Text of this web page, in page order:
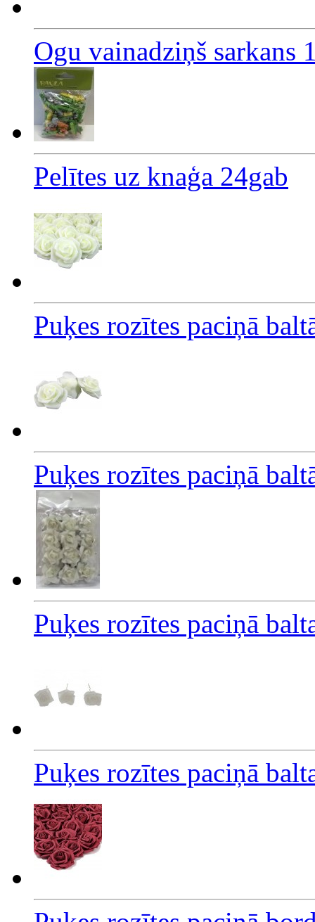
Ogu vainadziņš sarkans
Pelītes uz knaģa 24gab
Puķes rozītes paciņā
Puķes rozītes paciņā
Puķes rozītes paciņā
Puķes rozītes paciņā